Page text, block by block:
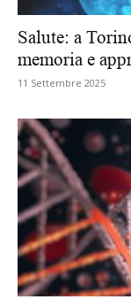
Salute: a
memoria e
11 Settembre 2025